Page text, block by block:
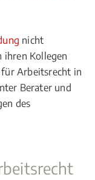
nicht
ihren Kollegen
Arbeitsrecht in
Berater und
des